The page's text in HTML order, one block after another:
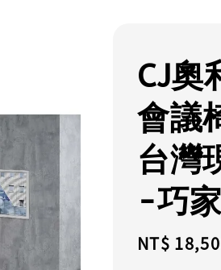
CJ奧
會議
台灣
-巧
Regular
NT$